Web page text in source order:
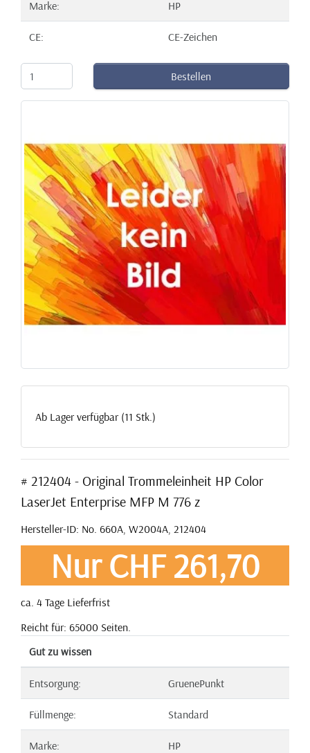
Marke: HP
CE: CE-Zeichen
Bestellen
Ab Lager verfügbar (11 Stk.)
# 212404 - Original Trommeleinheit HP Color
LaserJet Enterprise MFP M 776 z
Hersteller-ID: No. 660A, W2004A, 212404
Nur CHF 261,70
ca. 4 Tage Lieferfrist
Reicht für: 65000 Seiten.
Gut zu wissen
Entsorgung: GruenePunkt
Füllmenge: Standard
Marke: HP